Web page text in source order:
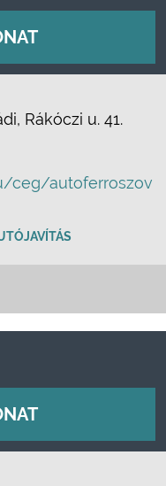
Rákóczi u. 41.
ceg/autoferroszov